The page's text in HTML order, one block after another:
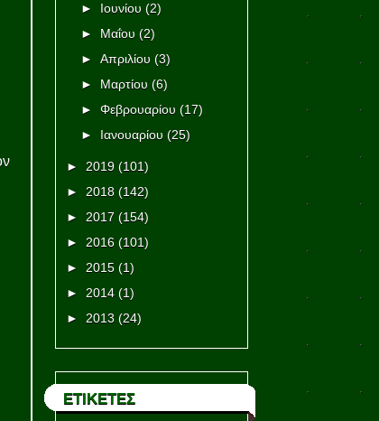
► Ιουνίου (2)
► Μαΐου (2)
►Απριλίου (3)
► Μαρτίου (6)
►Φεβρουαρίου (17)
► Ιανουαρίου (25)
► 2019 (101)
► 2018 (142)
► 2017 (154)
► 2016 (101)
► 2015 (1)
► 2014 (1)
► 2013 (24)
ΕΤΙΚΕΤΕΣ